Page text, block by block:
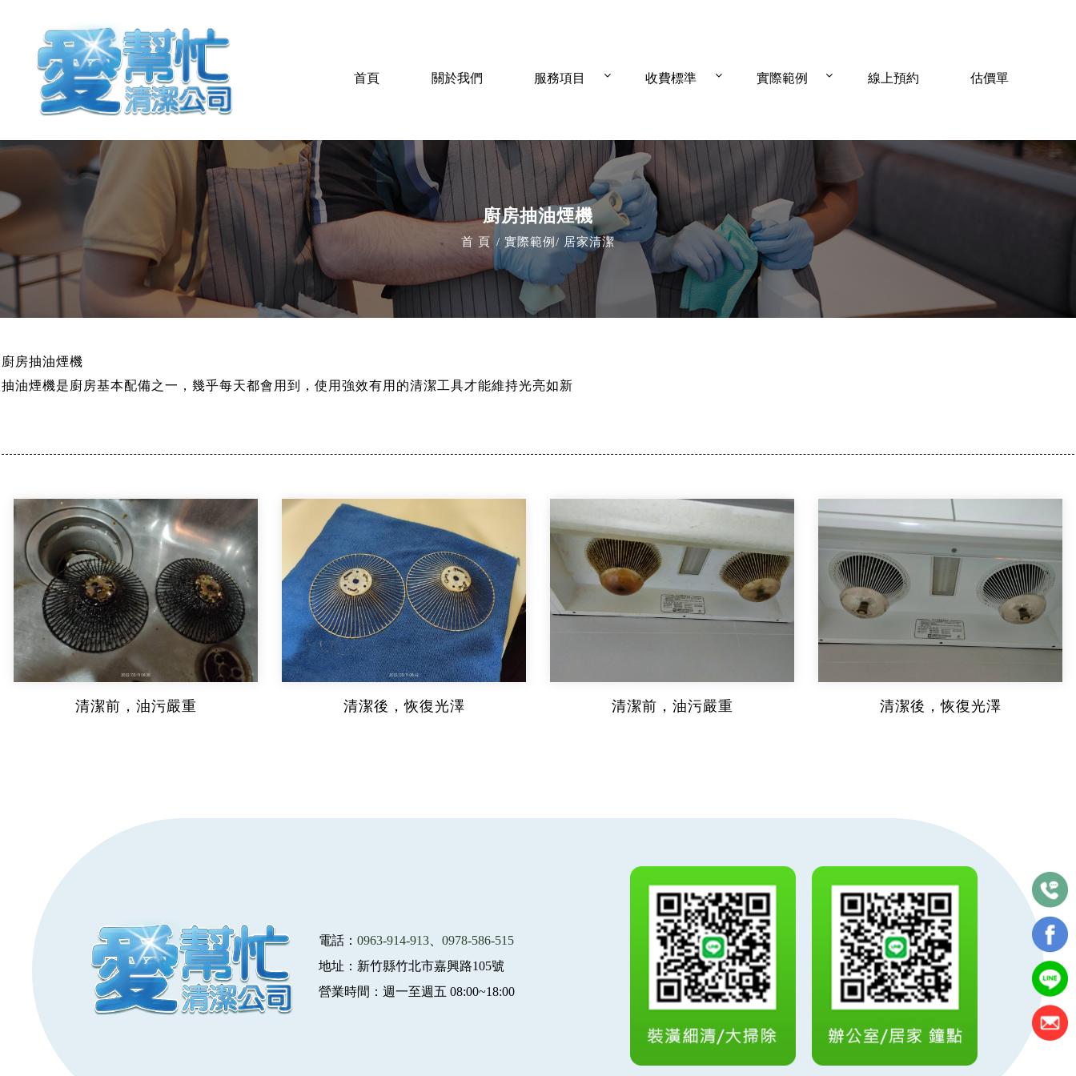
首頁 關於我們 服務項目 收費標準 實際範例 線上預約 估價單
廚房抽油煙機
首 頁 實際範例 居家清潔
廚房抽油煙機
抽油煙機是廚房基本配備之一，幾乎每天都會用到，使用強效有用的清潔工具才能維持光亮如新
清潔前，油污嚴重 清潔後，恢復光澤 清潔前，油污嚴重 清潔後，恢復光澤
電話： 0963-914-913、 0978-586-515
地址：新竹縣竹北市嘉興路105號
營業時間：週一至週五 08:00~18:00